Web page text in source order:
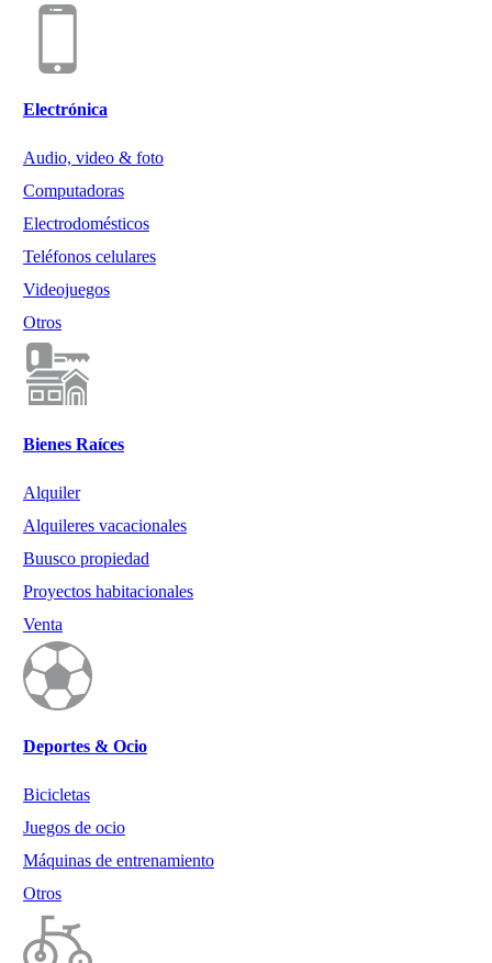
Electrónica
Audio, video & foto
Computadoras
Electrodomésticos
Teléfonos celulares
Videojuegos
Otros
Bienes Raíces
Alquiler
Alquileres vacacionales
Buusco propiedad
Proyectos habitacionales
Venta
Deportes & Ocio
Bicicletas
Juegos de ocio
Máquinas de entrenamiento
Otros